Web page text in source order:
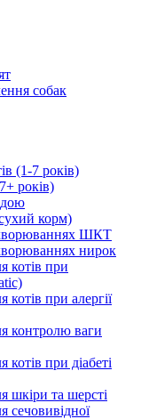
собак
(1-7 років)
років)
корм)
ШКТ
нирок
котів при
при алергії
контролю ваги
при діабеті
шкіри та шерсті
сечовивідної